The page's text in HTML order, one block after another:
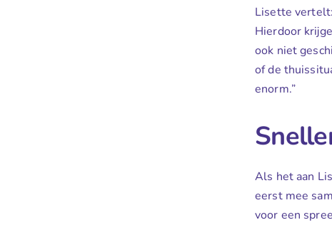
Lisette
Hierdoor
ook niet
of de
enorm.”
Als het aan
eerst mee
voor een